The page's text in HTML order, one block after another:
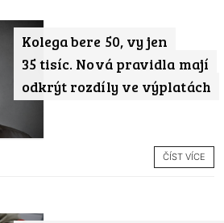
Kolega bere 50, vy jen
35 tisíc. Nová pravidla mají
odkrýt rozdíly ve výplatách
ČÍST VÍCE